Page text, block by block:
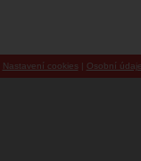
Nastavení cookies | Osobní